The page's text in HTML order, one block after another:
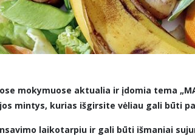
mokymuose aktualia ir įdomia tema
mintys, kurias išgirsite vėliau gali būti
laikotarpiu ir gali būti išmaniai